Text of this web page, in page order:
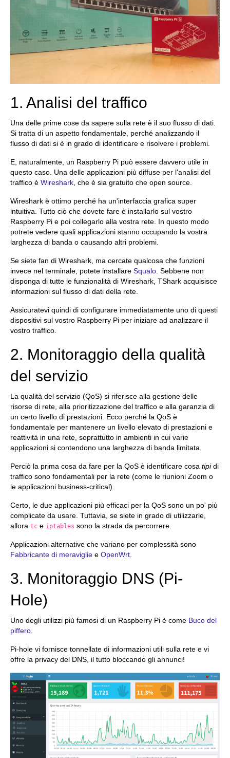
1. Analisi del traffico
Una delle prime cose da sapere sulla rete è il suo flusso di dati.
Si tratta di un aspetto fondamentale, perché analizzando il
flusso di dati si è in grado di identificare e risolvere i problemi.
E, naturalmente, un Raspberry Pi può essere davvero utile in
questo caso. Una delle applicazioni più diffuse per l'analisi del
traffico è Wireshark, che è sia gratuito che open source.
Wireshark è ottimo perché ha un'interfaccia grafica super
intuitiva. Tutto ciò che dovete fare è installarlo sul vostro
Raspberry Pi e poi collegarlo alla vostra rete. In questo modo
potrete vedere quali applicazioni stanno occupando la vostra
larghezza di banda o causando altri problemi.
Se siete fan di Wireshark, ma cercate qualcosa che funzioni
invece nel terminale, potete installare Squalo. Sebbene non
disponga di tutte le funzionalità di Wireshark, TShark acquisisce
informazioni sul flusso di dati della rete.
Assicuratevi quindi di configurare immediatamente uno di questi
dispositivi sul vostro Raspberry Pi per iniziare ad analizzare il
vostro traffico.
2. Monitoraggio della qualità
del servizio
La qualità del servizio (QoS) si riferisce alla gestione delle
risorse di rete, alla prioritizzazione del traffico e alla garanzia di
un certo livello di prestazioni. Ecco perché la QoS è
fondamentale per mantenere un livello elevato di prestazioni e
reattività in una rete, soprattutto in ambienti in cui varie
applicazioni si contendono una larghezza di banda limitata.
Perciò la prima cosa da fare per la QoS è identificare cosa tipidi
traffico sono fondamentali per la rete (come le riunioni Zoom o
le applicazioni business-critical).
Certo, le due applicazioni più efficaci per la QoS sono un po' più
complicate da usare. Tuttavia, se siete in grado di utilizzarle,
allora tc e iptables sono la strada da percorrere.
Applicazioni alternative che variano per complessità sono
Fabbricante di meraviglie e OpenWrt.
3. Monitoraggio DNS (Pi-
Hole)
Uno degli utilizzi più famosi di un Raspberry Pi è come Buco del
piffero.
Pi-hole vi fornisce tonnellate di informazioni utili sulla rete e vi
offre la privacy del DNS, il tutto bloccando gli annunci!